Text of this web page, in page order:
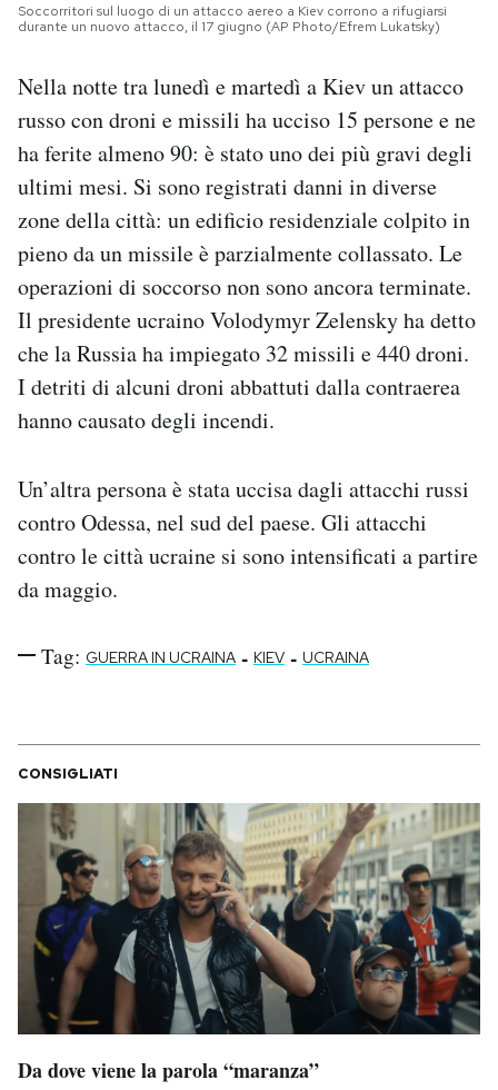
I MIEI PREFERITI
CALENDARIO
AREA PERSONALE
Area Personale
Newsletter
Notifiche mobile
Regala il Post
Hai bisogno di aiuto?
Soccorritori sul luogo di un attacco aereo a Kiev corrono a rifugiarsi
durante un nuovo attacco, il 17 giugno (AP Photo/Efrem Lukatsky)
Nella notte tra lunedì e martedì a Kiev un attacco
russo con droni e missili ha ucciso 15 persone e ne
ha ferite almeno 90: è stato uno dei più gravi degli
ultimi mesi. Si sono registrati danni in diverse
zone della città: un edificio residenziale colpito in
pieno da un missile è parzialmente collassato. Le
operazioni di soccorso non sono ancora terminate.
Il presidente ucraino Volodymyr Zelensky ha detto
che la Russia ha impiegato 32 missili e 440 droni.
I detriti di alcuni droni abbattuti dalla contraerea
hanno causato degli incendi.
Un’altra persona è stata uccisa dagli attacchi russi
contro Odessa, nel sud del paese. Gli attacchi
contro le città ucraine si sono intensificati a partire
da maggio.
Tag: GUERRA IN UCRAINA - KIEV - UCRAINA
CONSIGLIATI
Da dove viene la parola “maranza”